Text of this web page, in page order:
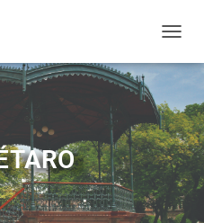
O
L
E
N
A
V
G